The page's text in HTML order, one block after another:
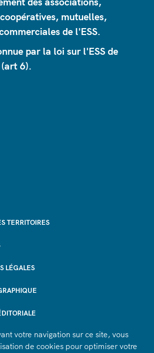
mutuelles,
de l'ESS.
par la loi sur l'ESS de
6).
TERRITOIRES
LÉGALES
votre navigation sur ce site, vous
de cookies pour optimiser votre